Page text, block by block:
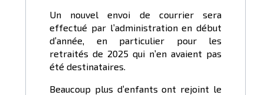
Un nouvel envoi de courrier sera
effectué par l’administration en début
d’année, en particulier pour les
retraités de 2025 qui n’en avaient pas
été destinataires.
Beaucoup plus d’enfants ont rejoint le